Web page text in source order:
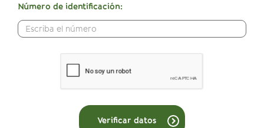
Número de identificación:
Verificar datos